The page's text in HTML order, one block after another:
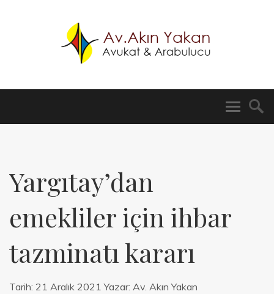
Yargıtay’dan
emekliler için ihbar
tazminatı kararı
Tarih: 21 Aralık 2021 Yazar: Av. Akın Yakan